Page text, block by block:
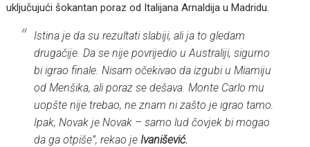
uključujući šokantan poraz od Italijana Arnaldija u Madridu.
Istina je da su rezultati slabiji, ali ja to gledam
drugačije. Da se nije povrijedio u Australiji, sigurno
bi igrao finale. Nisam očekivao da izgubi u Miamiju
od Menšika, ali poraz se dešava. Monte Carlo mu
uopšte nije trebao, ne znam ni zašto je igrao tamo.
Ipak, Novak je Novak – samo lud čovjek bi mogao
da ga otpiše”, rekao je Ivanišević.